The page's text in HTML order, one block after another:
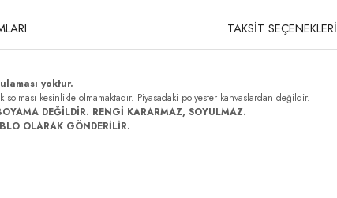
TAKSİT SEÇENEKLERİ
yoktur.
kesinlikle olmamaktadır. Piyasadaki polyester kanvaslardan değildir.
DEĞİLDİR. RENGİ KARARMAZ, SOYULMAZ.
OLARAK GÖNDERİLİR.